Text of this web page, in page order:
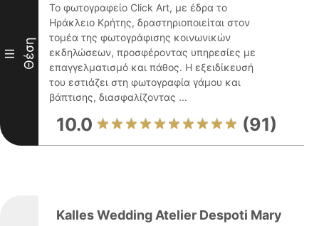
III Θέση
Το φωτογραφείο Click Art, με έδρα το
Ηράκλειο Κρήτης, δραστηριοποιείται στον
τομέα της φωτογράφισης κοινωνικών
εκδηλώσεων, προσφέροντας υπηρεσίες με
επαγγελματισμό και πάθος. Η εξειδίκευσή
του εστιάζει στη φωτογραφία γάμου και
βάπτισης, διασφαλίζοντας ...
10.0 (91)
Kalles Wedding Atelier Despoti Mary